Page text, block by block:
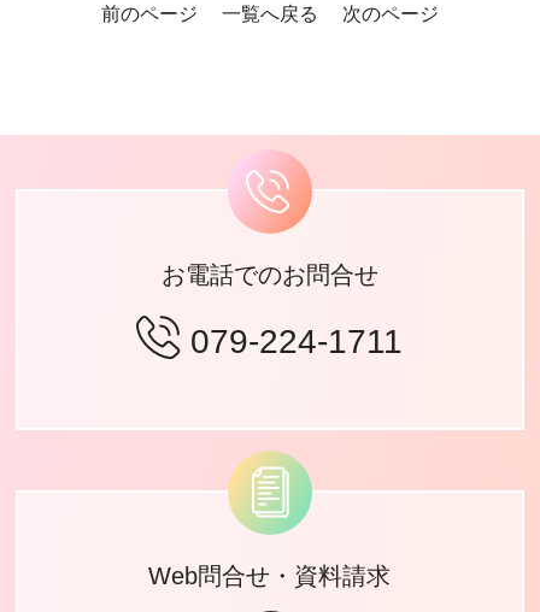
前のページ 次のページ
一覧へ戻る
お電話でのお問合せ
079-224-1711
Web問合せ・資料請求